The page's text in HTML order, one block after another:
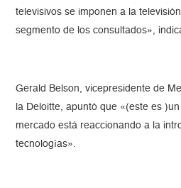
televisivos se imponen a la
segmento de los consultados»,
Gerald Belson, vicepresidente de
la Deloitte, apuntó que «(este es
mercado está reaccionando a la
tecnologías».